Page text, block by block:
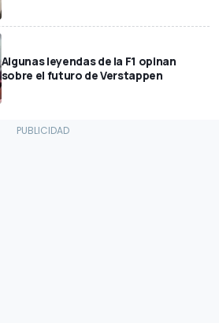
Algunas leyendas de la F1 opinan
sobre el futuro de Verstappen